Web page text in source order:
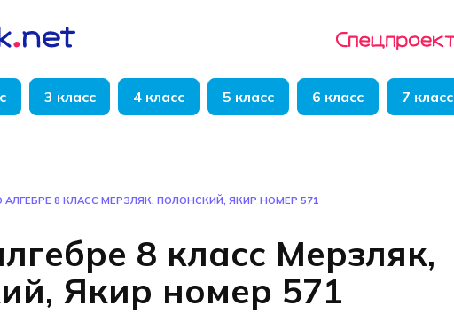
3 класс 4 класс 5 класс 6 класс 7 класс
АЛГЕБРЕ 8 КЛАСС МЕРЗЛЯК, ПОЛОНСКИЙ, ЯКИР НОМЕР 571
8 класс Мерзляк,
Якир номер 571